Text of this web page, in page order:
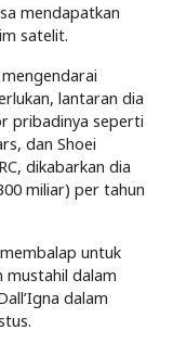
mendapatkan
satelit.
lantaran dia
pribadinya seperti
dan Shoei
dikabarkan dia
miliar) per tahun
untuk
mustahil dalam
dalam